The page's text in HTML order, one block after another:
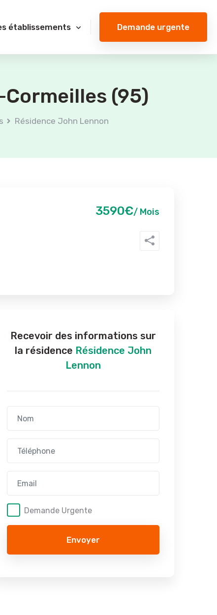
établissements Demande urgente
(95)
Résidence John Lennon
3590€/ Mois
Recevoir des informations sur
la résidence Résidence John
Lennon
Demande Urgente
Envoyer